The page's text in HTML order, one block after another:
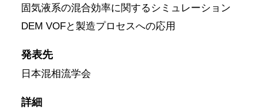
固気液系の混合効率に関するシミュレーション
DEM VOFと製造プロセスへの応用
発表先
日本混相流学会
詳細